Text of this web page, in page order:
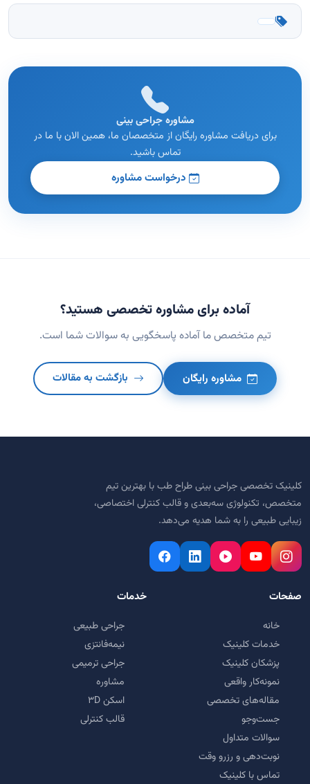
مشاوره جراحی بینی
برای دریافت مشاوره رایگان از متخصصان ما، همین الان با ما در
تماس باشید.
درخواست مشاوره
آماده برای مشاوره تخصصی هستید؟
تیم متخصص ما آماده پاسخگویی به سوالات شما است.
مشاوره رایگان بازگشت به مقالات
کلینیک تخصصی جراحی بینی طراح طب با بهترین تیم
متخصص، تکنولوژی سه‌بعدی و قالب کنترلی اختصاصی،
زیبایی طبیعی را به شما هدیه می‌دهد.
صفحات
خانه
خدمات کلینیک
پزشکان کلینیک
نمونه‌کار واقعی
مقاله‌های تخصصی
جست‌وجو
سوالات متداول
نوبت‌دهی و رزرو وقت
تماس با کلینیک
خدمات
جراحی طبیعی
نیمه‌فانتزی
جراحی ترمیمی
مشاوره
اسکن ۳D
قالب کنترلی